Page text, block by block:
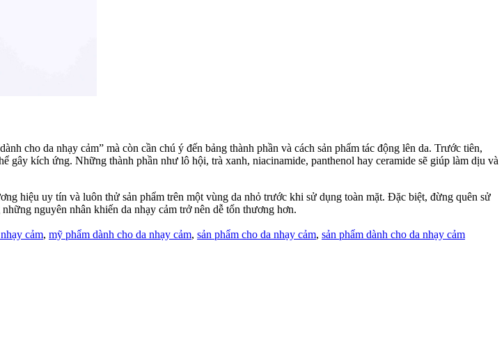
cho da nhạy cảm” mà còn cần chú ý đến bảng thành phần và cách sản phẩm tác động lên da. Trước tiên,
gây kích ứng. Những thành phần như lô hội, trà xanh, niacinamide, panthenol hay ceramide sẽ giúp làm dịu và
hiệu uy tín và luôn thử sản phẩm trên một vùng da nhỏ trước khi sử dụng toàn mặt. Đặc biệt, đừng quên sử
nguyên nhân khiến da nhạy cảm trở nên dễ tổn thương hơn.
cảm, mỹ phẩm dành cho da nhạy cảm, sản phẩm cho da nhạy cảm, sản phẩm dành cho da nhạy cảm